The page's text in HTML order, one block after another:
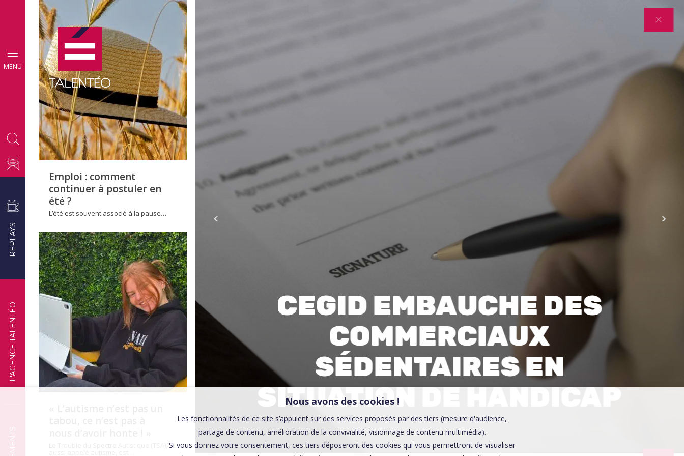
MENU
L'AGENCE TALENTÉO
REPLAYS
CONSEILS
EMPLOI
Emploi : comment
continuer à postuler en
été ?
L’été est souvent associé à la pause…
TÉMOIGNAGES
CEGID EMBAUCHE DES
COMMERCIAUX
SÉDENTAIRES EN
SITUATION DE HANDICAP
00:00
Nous avons des cookies !
Les fonctionnalités de ce site s’appuient sur des services proposés par des tiers (mesure d'audience,
partage de contenu, amélioration de la convivialité, visionnage de contenu multimédia).
Si vous donnez votre consentement, ces tiers déposeront des cookies qui vous permettront de visualiser